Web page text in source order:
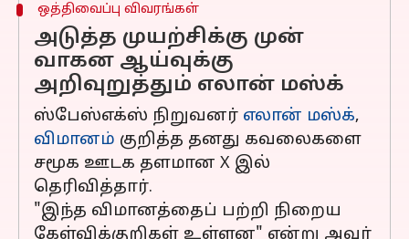
ஒத்திவைப்பு விவரங்கள்
அடுத்த முயற்சிக்கு முன்
வாகன ஆய்வுக்கு
அறிவுறுத்தும் எலான் மஸ்க்
ஸ்பேஸ்எக்ஸ் நிறுவனர் எலான் மஸ்க்,
விமானம் குறித்த தனது கவலைகளை
சமூக ஊடக தளமான X இல்
தெரிவித்தார்.
"இந்த விமானத்தைப் பற்றி நிறைய